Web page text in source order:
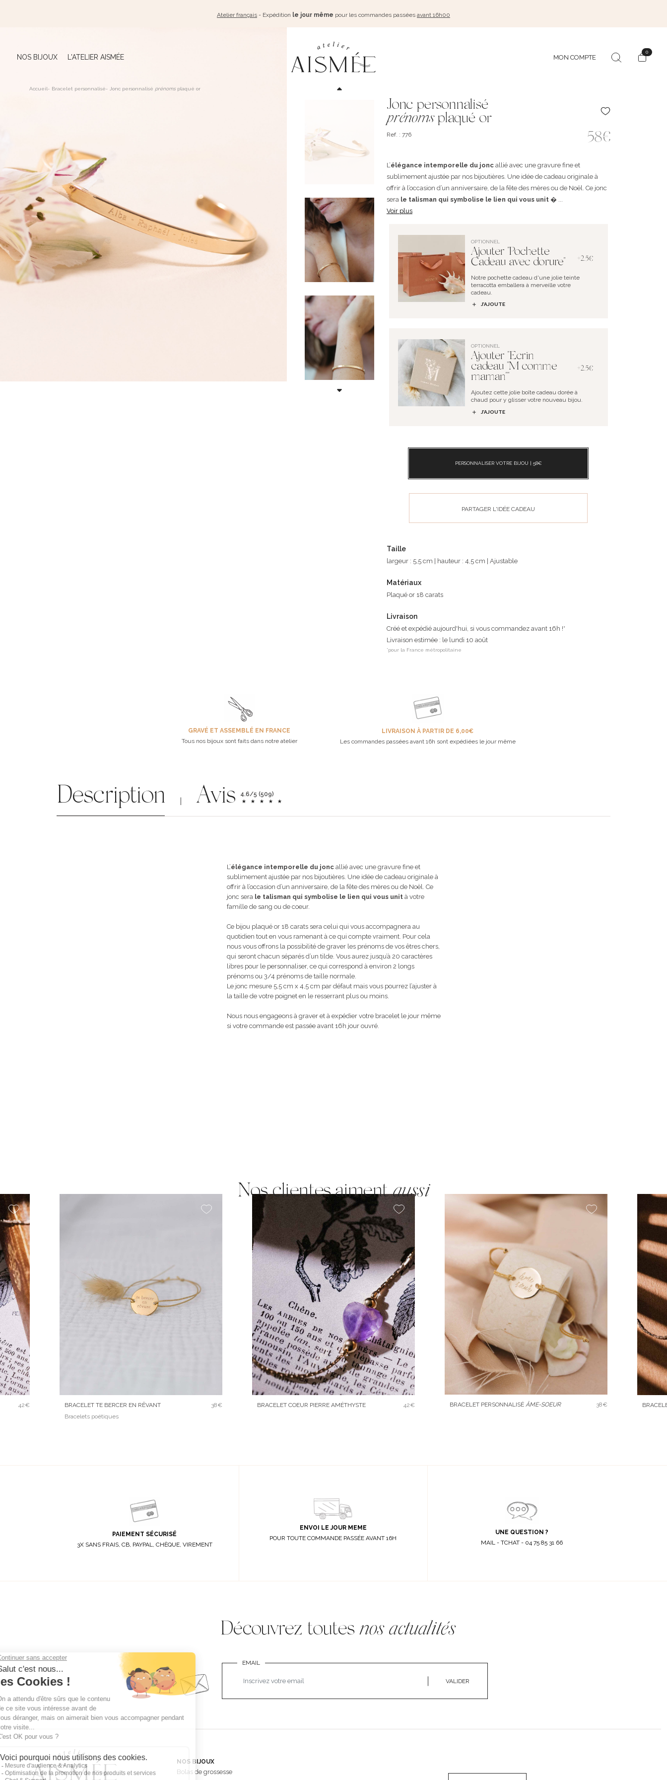
Atelier français - Expédition le jour même pour les commandes passées avant 16h00
NOS BIJOUX L'ATELIER AISMÉE MON COMPTE
0
Accueil- Bracelet personnalisé- Jonc personnalisé prénomsplaqué or
Jonc personnalisé
prénomsplaqué or
Ref. : 776 58€
L’élégance intemporelle du joncallié avec une gravure fine et
sublimement ajustée par nos bijoutières. Une idée de cadeau originale à
offrir à l’occasion d’un anniversaire, de la fête des mères ou de Noël. Ce jonc
sera le talisman qui symbolise le lien qui vous unit� ...
Voir plus
OPTIONNEL
Ajouter "Pochette
Cadeau avec dorure"
+2.5€
Notre pochette cadeau d'une jolie teinte
terracotta emballera à merveille votre
cadeau.
J’AJOUTE
OPTIONNEL
Ajouter "Ecrin
cadeau "M comme
maman""
+2.5€
Ajoutez cette jolie boîte cadeau dorée à
chaud pour y glisser votre nouveau bijou.
J’AJOUTE
PERSONNALISER VOTRE BIJOU | 58€
PARTAGER L'IDÉE CADEAU
Taille
largeur : 5,5 cm | hauteur : 4,5 cm | Ajustable
Matériaux
Plaqué or 18 carats
Livraison
Créé et expédié aujourd'hui, si vous commandez avant 16h !*
Livraison estimée : le lundi 10 août
*pour la France métropolitaine
GRAVÉ ET ASSEMBLÉ EN FRANCE
Tous nos bijoux sont faits dans notre atelier
LIVRAISON À PARTIR DE 6,00€
Les commandes passées avant 16h sont expédiées le jour même
Description Avis 4.6/5 (509)
L’élégance intemporelle du joncallié avec une gravure fine et
sublimement ajustée par nos bijoutières. Une idée de cadeau originale à
offrir à l’occasion d’un anniversaire, de la fête des mères ou de Noël. Ce
jonc sera le talisman qui symbolise le lien qui vous unità votre
famille de sang ou de coeur.
Ce bijou plaqué or 18 carats sera celui qui vous accompagnera au
quotidien tout en vous ramenant à ce qui compte vraiment. Pour cela
nous vous offrons la possibilité de graver les prénoms de vos êtres chers,
qui seront chacun séparés d’un tilde. Vous aurez jusqu’à 20 caractères
libres pour le personnaliser, ce qui correspond à environ 2 longs
prénoms ou 3/4 prénoms de taille normale.
Le jonc mesure 5,5 cm x 4,5 cm par défaut mais vous pourrez l’ajuster à
la taille de votre poignet en le resserrant plus ou moins.
Nous nous engageons à graver et à expédier votre bracelet le jour même
si votre commande est passée avant 16h jour ouvré.
Nos clientes aimentaussi
42€
BRACELET TE BERCER EN RÊVANT
Bracelets poétiques
38€ BRACELET COEUR PIERRE AMÉTHYSTE 42€ BRACELET PERSONNALISÉ ÂME-SOEUR 38€
PAIEMENT SÉCURISÉ
3X SANS FRAIS, CB, PAYPAL, CHÈQUE, VIREMENT
ENVOI LE JOUR MEME
POUR TOUTE COMMANDE PASSÉE AVANT 16H
UNE QUESTION ?
MAIL - TCHAT - 04 75 85 31 66
Découvrez toutes nos actualités
EMAIL
VALIDER
NOS BIJOUX
Bolas de grossesse